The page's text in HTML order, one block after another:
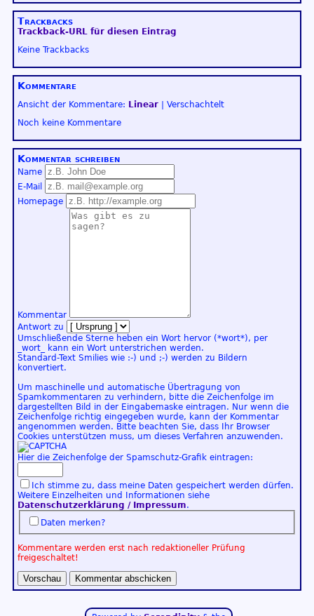
Trackbacks
Trackback-URL für diesen Eintrag
Keine Trackbacks
Kommentare
Ansicht der Kommentare: Linear | Verschachtelt
Noch keine Kommentare
Kommentar schreiben
Name
E-Mail
Homepage
Kommentar
Antwort zu
Umschließende Sterne heben ein Wort hervor (*wort*), per
_wort_ kann ein Wort unterstrichen werden.
Standard-Text Smilies wie :-) und ;-) werden zu Bildern
konvertiert.
Um maschinelle und automatische Übertragung von
Spamkommentaren zu verhindern, bitte die Zeichenfolge im
dargestellten Bild in der Eingabemaske eintragen. Nur wenn die
Zeichenfolge richtig eingegeben wurde, kann der Kommentar
angenommen werden. Bitte beachten Sie, dass Ihr Browser
Cookies unterstützen muss, um dieses Verfahren anzuwenden.
Hier die Zeichenfolge der Spamschutz-Grafik eintragen:
Ich stimme zu, dass meine Daten gespeichert werden dürfen.
Weitere Einzelheiten und Informationen siehe
Datenschutzerklärung / Impressum.
Daten merken?
Kommentare werden erst nach redaktioneller Prüfung
freigeschaltet!